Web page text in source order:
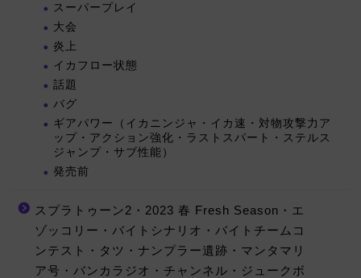
スーパープレイ
大会
炎上
イカフロー状態
話題
バグ
ギアパワー（イカニンジャ・イカ速・対物攻撃力ア
ップ・アクション強化・ラストスパート・ステルス
ジャンプ・サブ性能）
発売前
スプラトゥーン2・2023 春 Fresh Season・エ
ゾッコリー・バイトシナリオ・バイトチームコ
ンテスト・タツ・ナンプラー遺跡・マンタマリ
ア号・バンカラジオ・チャンネル・ジュークボ